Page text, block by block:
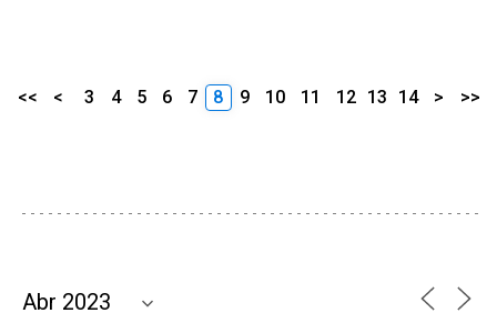
<< < 3 4 5 6 7 8 9 10 11 12 13 14 > >>